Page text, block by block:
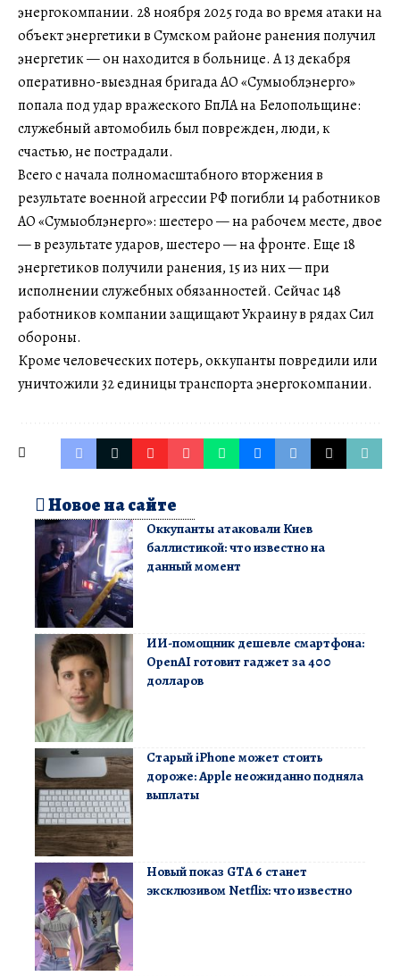
энергокомпании. 28 ноября 2025 года во время атаки на
объект энергетики в Сумском районе ранения получил
энергетик — он находится в больнице. А 13 декабря
оперативно-выездная бригада АО «Сумыоблэнерго»
попала под удар вражеского БпЛА на Белопольщине:
служебный автомобиль был поврежден, люди, к
счастью, не пострадали.
Всего с начала полномасштабного вторжения в
результате военной агрессии РФ погибли 14 работников
АО «Сумыоблэнерго»: шестеро — на рабочем месте, двое
— в результате ударов, шестеро — на фронте. Еще 18
энергетиков получили ранения, 15 из них — при
исполнении служебных обязанностей. Сейчас 148
работников компании защищают Украину в рядах Сил
обороны.
Кроме человеческих потерь, оккупанты повредили или
уничтожили 32 единицы транспорта энергокомпании.
Новое на сайте
Оккупанты атаковали Киев
баллистикой: что известно на
данный момент
ИИ-помощник дешевле смартфона:
OpenAI готовит гаджет за 400
долларов
Старый iPhone может стоить
дороже: Apple неожиданно подняла
выплаты
Новый показ GTA 6 станет
эксклюзивом Netflix: что известно